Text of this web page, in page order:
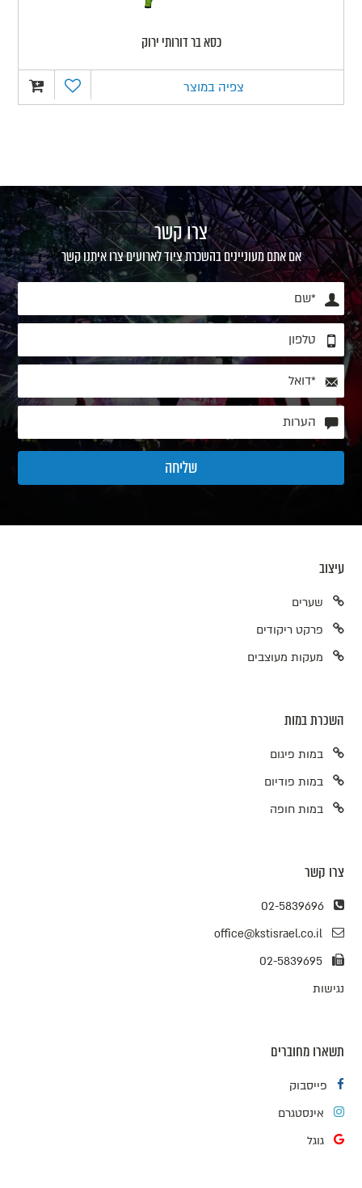
כסא בר דורותי ירוק
צפיה במוצר
צרו קשר
אם אתם מעוניינים בהשכרת ציוד לארועים צרו איתנו קשר
עיצוב
שערים
פרקט ריקודים
מעקות מעוצבים
השכרת במות
במות פיגום
במות פודיום
במות חופה
צרו קשר
02-5839696
office@kstisrael.co.il
02-5839695
נגישות
תשארו מחוברים
פייסבוק
אינסטגרם
גוגל